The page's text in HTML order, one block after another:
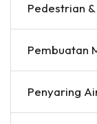
Pedestrian
Pembuatan
Penyaring